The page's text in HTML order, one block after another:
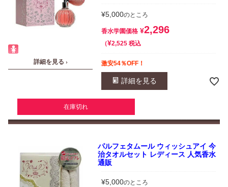
詳細を見る ›
¥5,000のところ
香水学園価格 ¥2,296
¥2,525 税込
激安54％OFF！
詳細を見る
在庫切れ
パルフェタムール ウィッシュアイ 今
治タオルセット レディース 人気香水
通販
¥5,000のところ